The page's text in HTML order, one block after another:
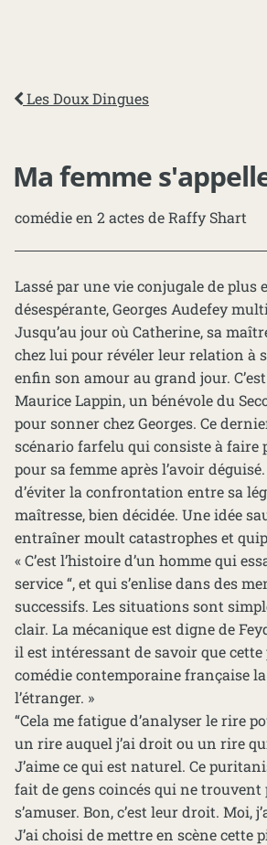
Les Doux Dingues
Ma femme
comédie en 2 actes de Raffy Shart
Lassé par une vie conjugale de plus
désespérante, Georges Audefey
Jusqu’au jour où Catherine, sa
chez lui pour révéler leur relation à
enfin son amour au grand jour.
Maurice Lappin, un bénévole du
pour sonner chez Georges. Ce
scénario farfelu qui consiste à faire
pour sa femme après l’avoir
d’éviter la confrontation entre sa
maîtresse, bien décidée. Une idée
entraîner moult catastrophes et
« C’est l’histoire d’un homme qui
service “, et qui s’enlise dans des
successifs. Les situations sont
clair. La mécanique est digne de
il est intéressant de savoir que cette
comédie contemporaine française
l’étranger. »
“Cela me fatigue d’analyser le rire
un rire auquel j’ai droit ou un rire
J’aime ce qui est naturel. Ce
fait de gens coincés qui ne
s’amuser. Bon, c’est leur droit. Moi,
J’ai choisi de mettre en scène cette